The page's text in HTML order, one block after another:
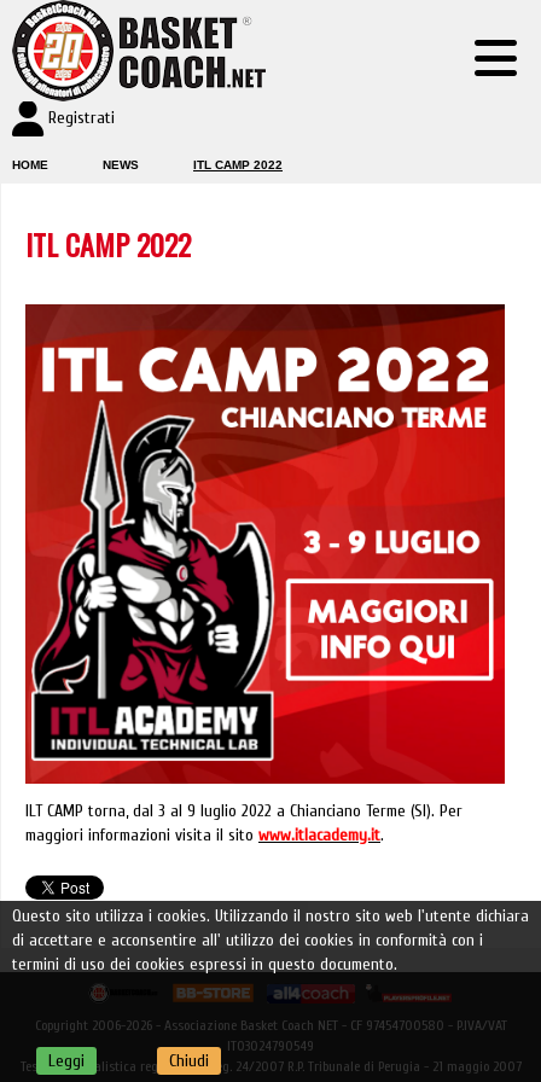
Registrati
HOME NEWS ITL CAMP 2022
ITL CAMP 2022
ILT CAMP torna, dal 3 al 9 luglio 2022 a Chianciano Terme (SI). Per
maggiori informazioni visita il sito www.itlacademy.it.
Copyright 2006-2026 - Associazione Basket Coach NET - CF 97454700580 - P.IVA/VAT
IT03024790549
Testata giornalistica registrata - Reg. 24/2007 R.P. Tribunale di Perugia - 21 maggio 2007
Questo sito utilizza i cookies. Utilizzando il nostro sito web l'utente dichiara
di accettare e acconsentire all' utilizzo dei cookies in conformità con i
termini di uso dei cookies espressi in questo documento.
Leggi Chiudi